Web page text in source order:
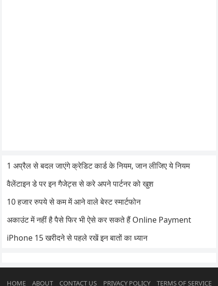
1 अप्रैल से बदल जाएंगे क्रेडिट कार्ड के नियम, जान लीजिए ये नियम
वैलेंटाइन डे पर इन गैजेट्स से करे अपने पार्टनर को खुश
10 हजार रुपये से कम में आने वाले बेस्ट स्मार्टफोन
अकाउंट में नहीं है पैसे फिर भी ऐसे कर सकते हैं Online Payment
iPhone 15 खरीदने से पहले रखें इन बातों का ध्यान
HOME ABOUT CONTACT US PRIVACY POLICY TERMS OF SERVICE